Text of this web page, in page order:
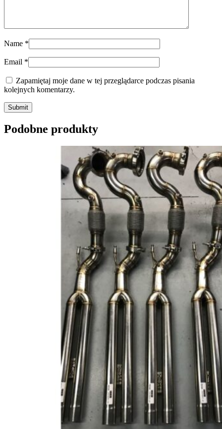
Name *
Email *
Zapamiętaj moje dane w tej przeglądarce podczas pisania
kolejnych komentarzy.
Submit
Podobne produkty